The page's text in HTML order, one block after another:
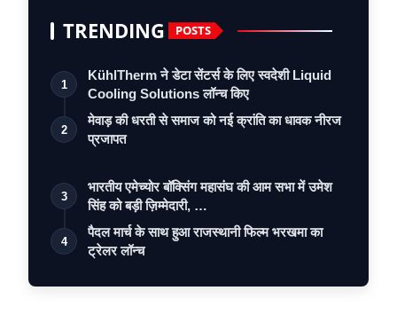
TRENDING POSTS
1
KühlTherm ने डेटा सेंटर्स के लिए स्वदेशी Liquid
Cooling Solutions लॉन्च किए
2
मेवाड़ की धरती से समाज को नई क्रांति का धावक नीरज
प्रजापत
3
भारतीय एमेच्योर बॉक्सिंग महासंघ की आम सभा में उमेश
सिंह को बड़ी ज़िम्मेदारी, …
4
पैदल मार्च के साथ हुआ राजस्थानी फिल्म भरखमा का
ट्रेलर लॉन्च